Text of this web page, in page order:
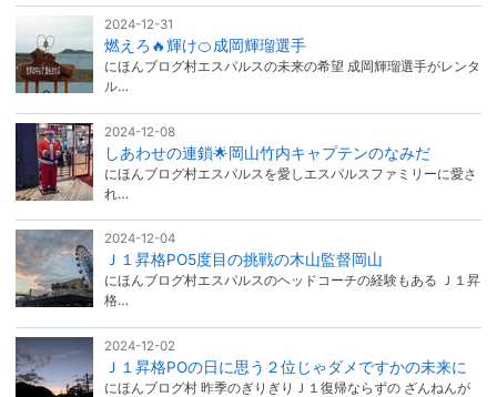
2024-12-31
燃えろ🔥輝け🍊成岡輝瑠選手
にほんブログ村エスパルスの未来の希望 成岡輝瑠選手がレンタ
ル…
2024-12-08
しあわせの連鎖🌟岡山竹内キャプテンのなみだ
にほんブログ村エスパルスを愛しエスパルスファミリーに愛さ
れ…
2024-12-04
Ｊ１昇格PO5度目の挑戦の木山監督岡山
にほんブログ村エスパルスのヘッドコーチの経験もある Ｊ１昇
格…
2024-12-02
Ｊ１昇格POの日に思う２位じゃダメですかの未来に
にほんブログ村 昨季のぎりぎりＪ１復帰ならずの ざんねんが